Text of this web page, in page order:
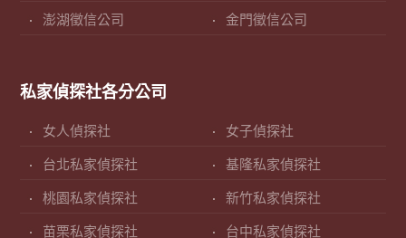
澎湖徵信公司 金門徵信公司
私家偵探社各分公司
女人偵探社 女子偵探社
台北私家偵探社 基隆私家偵探社
桃園私家偵探社 新竹私家偵探社
苗栗私家偵探社 台中私家偵探社